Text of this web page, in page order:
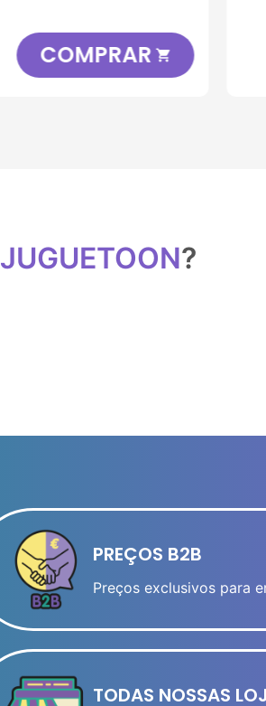
COMPRAR
JUGUETOON?
PREÇOS B2B
Preços exclusivos para
TODAS NOSSAS